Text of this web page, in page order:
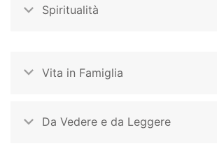
Spiritualità
Vita in Famiglia
Da Vedere e da Leggere